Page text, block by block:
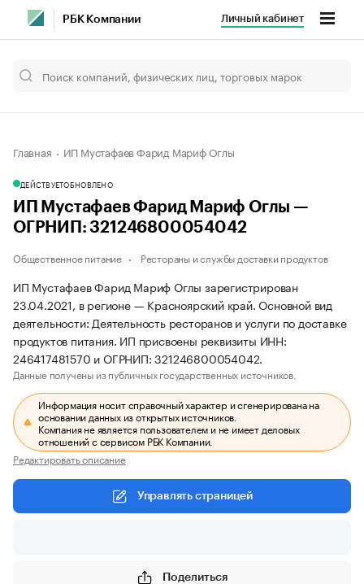
РБК Компании Личный кабинет
Главная ИП Мустафаев Фарид Мариф Оглы
ДЕЙСТВУЕТОБНОВЛЕНО
ИП Мустафаев Фарид Мариф Оглы —
ОГРНИП: 321246800054042
Общественное питание Рестораны и службы доставки продуктов
ИП Мустафаев Фарид Мариф Оглы зарегистрирован
23.04.2021, в регионе — Красноярский край. Основной вид
деятельности: Деятельность ресторанов и услуги по доставке
продуктов питания. ИП присвоены реквизиты ИНН:
246417481570 и ОГРНИП: 321246800054042.
Данные получены из публичных государственных источников.
Информация носит справочный характер и сгенерирована на
основании данных из открытых источников.
Компания не является пользователем и не имеет деловых
отношений с сервисом РБК Компании.
Редактировать описание
Управлять страницей
Поделиться